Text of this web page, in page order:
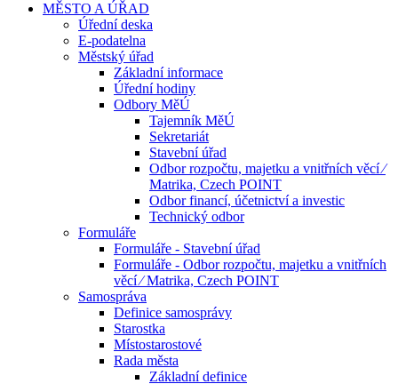
MĚSTO A ÚŘAD
Úřední deska
E-podatelna
Městský úřad
Základní informace
Úřední hodiny
Odbory MěÚ
Tajemník MěÚ
Sekretariát
Stavební úřad
Odbor rozpočtu, majetku a vnitřních věcí ⁄
Matrika, Czech POINT
Odbor financí, účetnictví a investic
Technický odbor
Formuláře
Formuláře - Stavební úřad
Formuláře - Odbor rozpočtu, majetku a vnitřních
věcí ⁄ Matrika, Czech POINT
Samospráva
Definice samosprávy
Starostka
Místostarostové
Rada města
Základní definice